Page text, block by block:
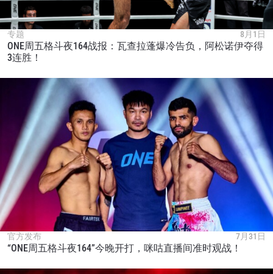
专题 8月1日
ONE周五格斗夜164战报：瓦查拉蓬爆冷告负，阿松诺伊夺得
3连胜！
官方发布 7月31日
“ONE周五格斗夜164”今晚开打，咪咕直播间准时观战！